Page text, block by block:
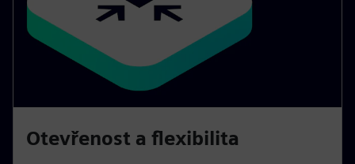
Otevřenost a flexibilita